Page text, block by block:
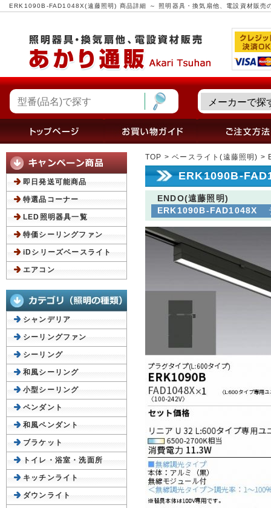
ERK1090B-FAD1048X(遠藤照明) 商品詳細 ～ 照明器具・換気扇他、電設資材販売
TOP >ベースライト(遠藤照明) >
ERK1090B-
ENDO(遠藤照明)
ERK1090B-FAD1048X
即日発送可能商品
特選品コーナー
LED照明器具一覧
特価シーリングファン
iDシリーズベースライト
エアコン
シャンデリア
シーリングファン
シーリング
和風シーリング
小型シーリング
ペンダント
和風ペンダント
ブラケット
トイレ・浴室・洗面所
キッチンライト
ダウンライト